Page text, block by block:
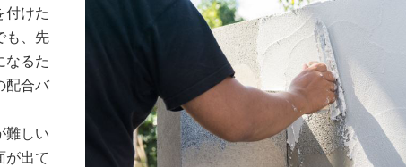
付けた
も、先
るた
配合バ
難しい
出て